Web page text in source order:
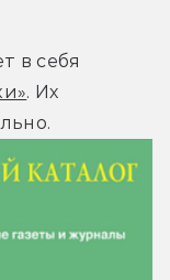
в себя
. Их